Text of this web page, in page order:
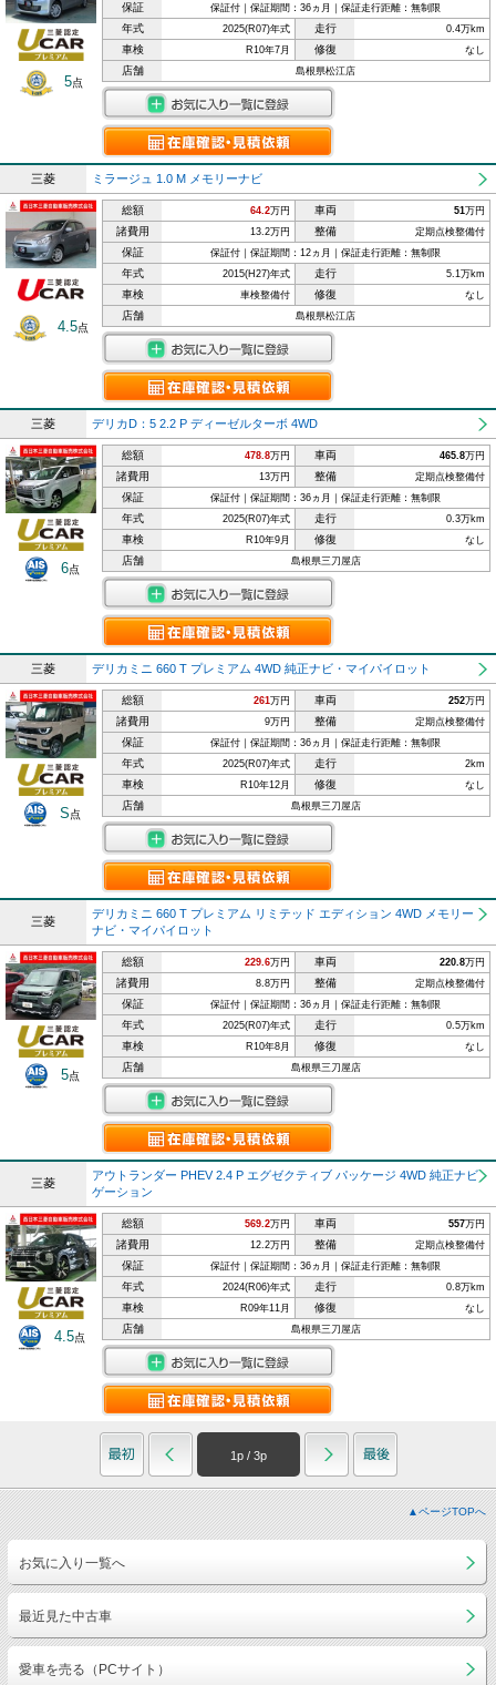
5点
保証 保証付｜保証期間：36ヵ月｜保証走行距離：無制限
年式 2025(R07)年式 走行 0.4万km
車検 R10年7月 修復 なし
店舗 島根県松江店
三菱 ミラージュ 1.0 M メモリーナビ
4.5点
総額 64.2万円 車両 51万円
諸費用 13.2万円 整備 定期点検整備付
保証 保証付｜保証期間：12ヵ月｜保証走行距離：無制限
年式 2015(H27)年式 走行 5.1万km
車検 車検整備付 修復 なし
店舗 島根県松江店
三菱 デリカD：5 2.2 P ディーゼルターボ 4WD
6点
総額 478.8万円 車両 465.8万円
諸費用 13万円 整備 定期点検整備付
保証 保証付｜保証期間：36ヵ月｜保証走行距離：無制限
年式 2025(R07)年式 走行 0.3万km
車検 R10年9月 修復 なし
店舗 島根県三刀屋店
三菱 デリカミニ 660 T プレミアム 4WD 純正ナビ・マイパイロット
S点
総額 261万円 車両 252万円
諸費用 9万円 整備 定期点検整備付
保証 保証付｜保証期間：36ヵ月｜保証走行距離：無制限
年式 2025(R07)年式 走行 2km
車検 R10年12月 修復 なし
店舗 島根県三刀屋店
三菱
デリカミニ 660 T プレミアム リミテッド エディション 4WD メモリー
ナビ・マイパイロット
5点
総額 229.6万円 車両 220.8万円
諸費用 8.8万円 整備 定期点検整備付
保証 保証付｜保証期間：36ヵ月｜保証走行距離：無制限
年式 2025(R07)年式 走行 0.5万km
車検 R10年8月 修復 なし
店舗 島根県三刀屋店
三菱
アウトランダー PHEV 2.4 P エグゼクティブ パッケージ 4WD 純正ナビ
ゲーション
4.5点
総額 569.2万円 車両 557万円
諸費用 12.2万円 整備 定期点検整備付
保証 保証付｜保証期間：36ヵ月｜保証走行距離：無制限
年式 2024(R06)年式 走行 0.8万km
車検 R09年11月 修復 なし
店舗 島根県三刀屋店
1p / 3p
▲ページTOPへ
お気に入り一覧へ
最近見た中古車
愛車を売る（PCサイト）